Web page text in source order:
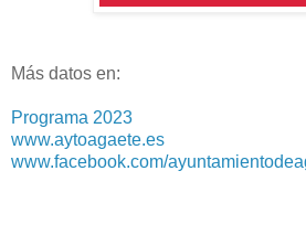
Más datos en:
Programa 2023
www.aytoagaete.es
www.facebook.com/